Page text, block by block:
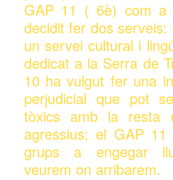
GAP 11 ( 6è) com a
decidit fer dos
un servei cultural i
dedicat a la Serra de
10 ha vulgut fer una
perjudicial que pot
tòxics amb la resta
agressius; el GAP
grups a engegar
veurem on arribarem.